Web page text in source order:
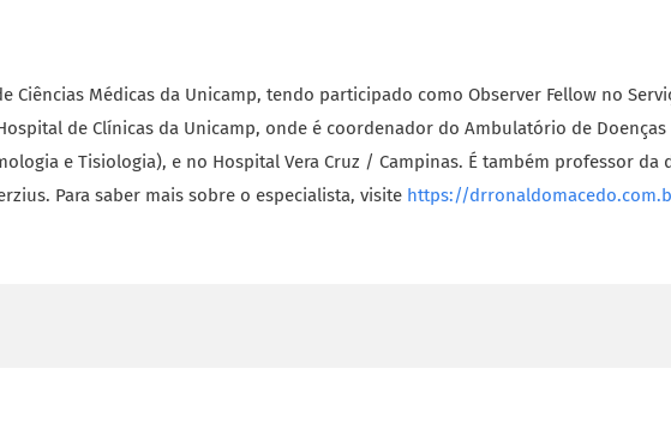
Ciências Médicas da Unicamp, tendo participado como Observer Fellow no
de Clínicas da Unicamp, onde é coordenador do Ambulatório de
e Tisiologia), e no Hospital Vera Cruz / Campinas. É também professor da
Para saber mais sobre o especialista, visite https://